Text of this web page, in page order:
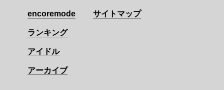
encoremode
ランキング
アイドル
アーカイブ
サイトマップ